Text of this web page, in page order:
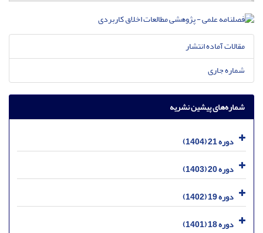
مقالات آماده انتشار
شماره جاری
شماره‌های پیشین نشریه
دوره 21 (1404)
دوره 20 (1403)
دوره 19 (1402)
دوره 18 (1401)